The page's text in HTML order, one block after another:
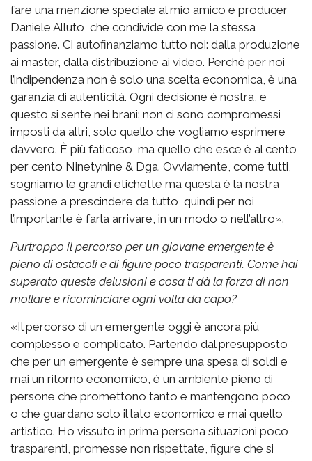
fare una menzione speciale al mio amico e producer
Daniele Alluto, che condivide con me la stessa
passione. Ci autofinanziamo tutto noi: dalla produzione
ai master, dalla distribuzione ai video. Perché per noi
l’indipendenza non è solo una scelta economica, è una
garanzia di autenticità. Ogni decisione è nostra, e
questo si sente nei brani: non ci sono compromessi
imposti da altri, solo quello che vogliamo esprimere
davvero. È più faticoso, ma quello che esce è al cento
per cento Ninetynine & Dga. Ovviamente, come tutti,
sogniamo le grandi etichette ma questa è la nostra
passione a prescindere da tutto, quindi per noi
l’importante è farla arrivare, in un modo o nell’altro».
Purtroppo il percorso per un giovane emergente è
pieno di ostacoli e di figure poco trasparenti. Come hai
superato queste delusioni e cosa ti dà la forza di non
mollare e ricominciare ogni volta da capo?
«Il percorso di un emergente oggi è ancora più
complesso e complicato. Partendo dal presupposto
che per un emergente è sempre una spesa di soldi e
mai un ritorno economico, è un ambiente pieno di
persone che promettono tanto e mantengono poco,
o che guardano solo il lato economico e mai quello
artistico. Ho vissuto in prima persona situazioni poco
trasparenti, promesse non rispettate, figure che si